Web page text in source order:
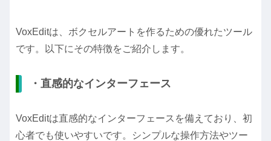
VoxEditは、ボクセルアートを作るための優れたツール
です。以下にその特徴をご紹介します。
・直感的なインターフェース
VoxEditは直感的なインターフェースを備えており、初
心者でも使いやすいです。シンプルな操作方法やツー